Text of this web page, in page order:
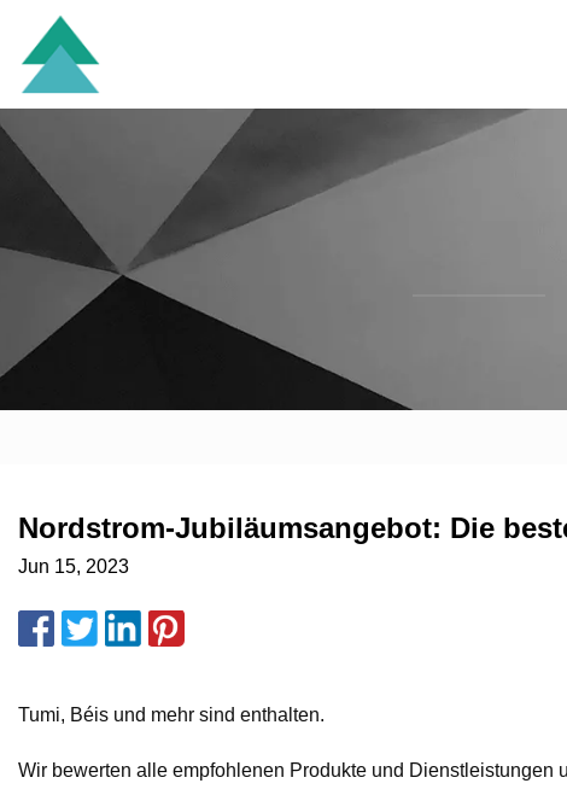
Nordstrom-Jubiläumsangebot: Die
Jun 15, 2023
Tumi, Béis und mehr sind enthalten.
Wir bewerten alle empfohlenen Produkte und